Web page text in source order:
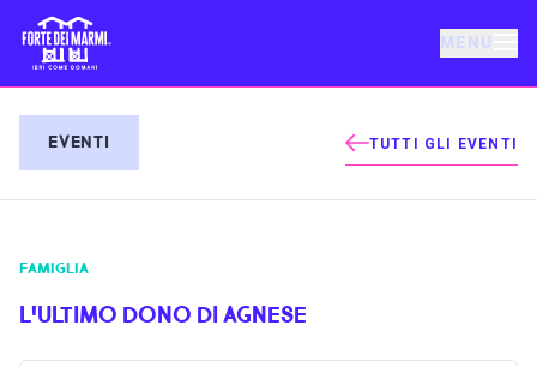
MENU
EVENTI
NOTIZIE
OSPITALITÀ
EVENTI TUTTI GLI EVENTI
FAMIGLIA
L'ULTIMO DONO DI AGNESE